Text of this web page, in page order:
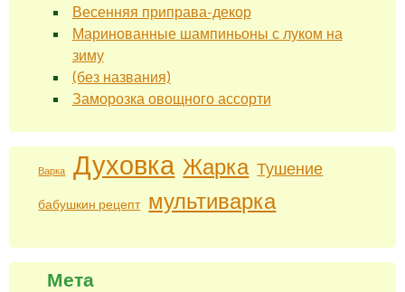
Весенняя приправа-декор
Маринованные шампиньоны с луком на
зиму
(без названия)
Заморозка овощного ассорти
Варка Духовка Жарка Тушение
бабушкин рецепт мультиварка
Мета